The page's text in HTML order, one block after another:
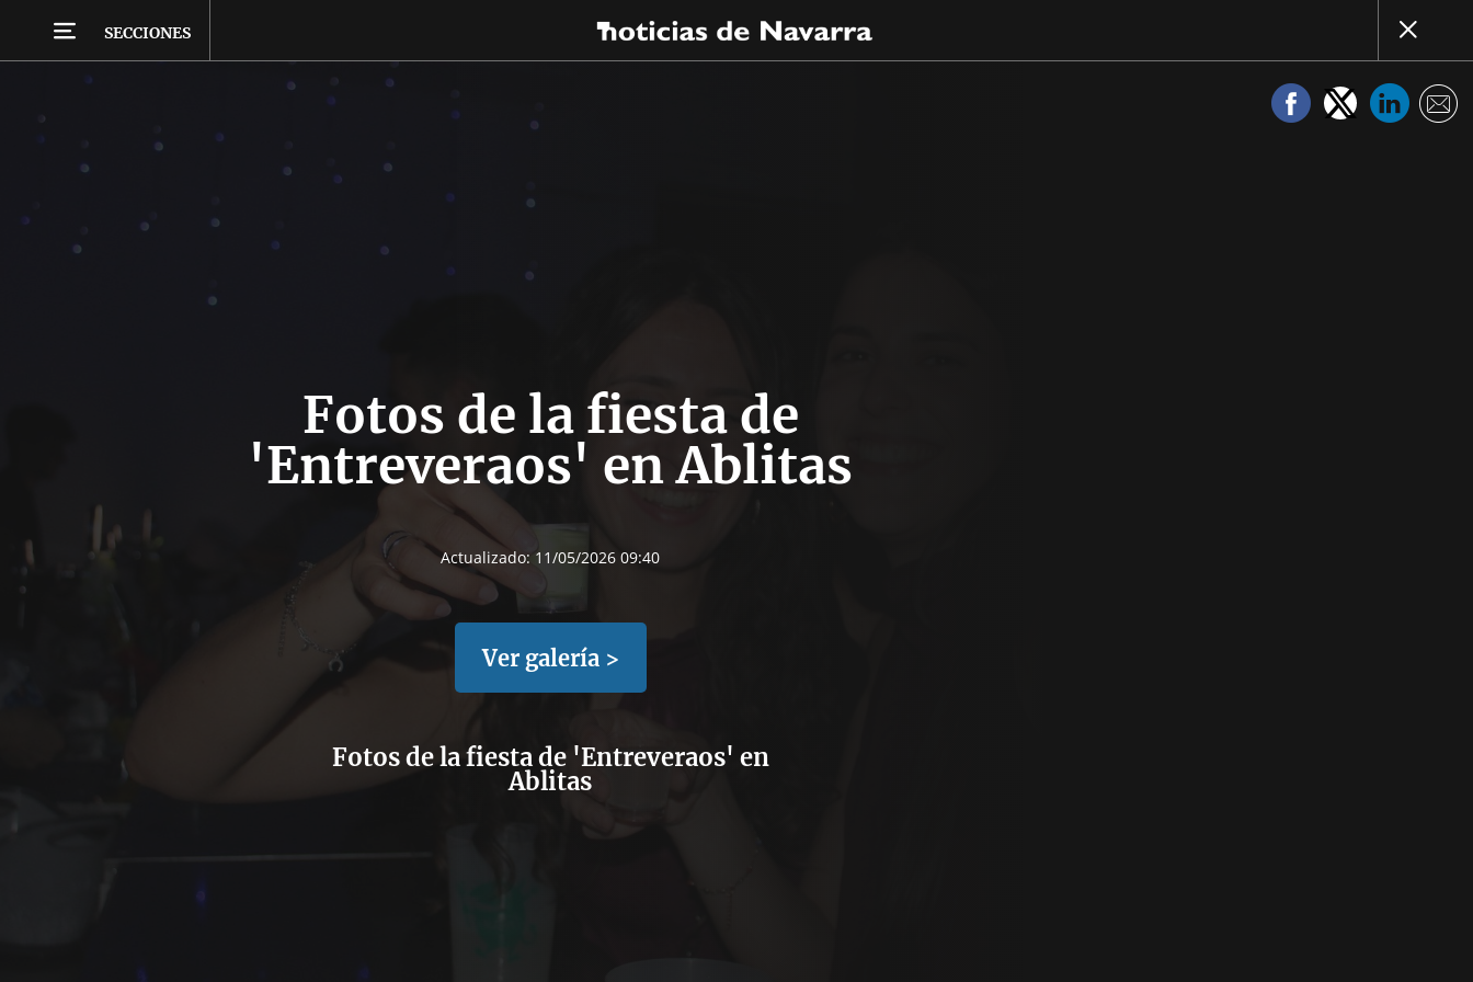
SECCIONES
Fotos de la fiesta de
'Entreveraos' en Ablitas
Actualizado: 11/05/2026 09:40
Ver galería >
Fotos de la fiesta de 'Entreveraos' en
Ablitas